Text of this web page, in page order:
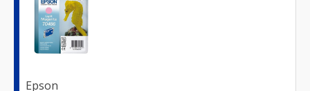
Epson